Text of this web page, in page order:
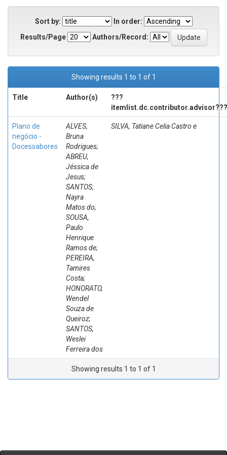
Sort by:
In order:
Results/Page
Authors/Record:
Showing results 1 to 1 of 1
Title Author(s)
???
itemlist.dc.contributor.advisor???
Plano de
negócio -
Docessabores
ALVES,
Bruna
Rodrigues;
ABREU,
Jéssica de
Jesus;
SANTOS,
Nayra
Matos do;
SOUSA,
Paulo
Henrique
Ramos de;
PEREIRA,
Tamires
Costa;
HONORATO,
Wendel
Souza de
Queiroz;
SANTOS,
Weslei
Ferreira dos
SILVA, Tatiane Celia Castro e
Showing results 1 to 1 of 1